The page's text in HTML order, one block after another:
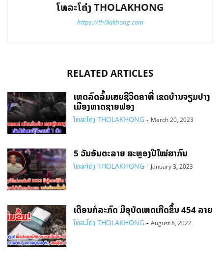
ໂທລະໂຄ່ງ THOLAKHONG
https://th0lakhong.com
RELATED ARTICLES
ເຫດລົດລົ້ມເສຍຊີວິດຄາທີ່ ເຂດບ້ານຈຽມປາງ
ເມືອງຫາດຊາຍຟອງ​
ໂທລະໂຄ່ງ THOLAKHONG - March 20, 2023
5 ວັນອັນຕະລາຍ ສະຫຼອງປີໃໝ່ສາກົນ
ໂທລະໂຄ່ງ THOLAKHONG - January 3, 2023
ເດືອນກໍລະກົດ ມີອຸບັດເຫດເກີດຂຶ້ນ 454 ລາຍ
ໂທລະໂຄ່ງ THOLAKHONG - August 8, 2022